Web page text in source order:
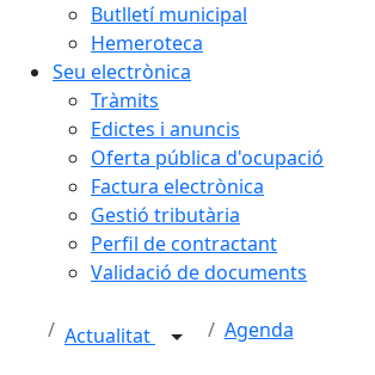
Butlletí municipal
Hemeroteca
Seu electrònica
Tràmits
Edictes i anuncis
Oferta pública d'ocupació
Factura electrònica
Gestió tributària
Perfil de contractant
Validació de documents
Actualitat Agenda